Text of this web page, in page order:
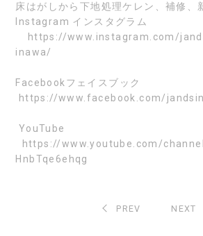
床はがしから下地処理ケレン、補修、
Instagram インスタグラム
https://www.instagram.com/
inawa/
Facebookフェイスブック
https://www.facebook.com/
YouTube
https://www.youtube.com/
HnbTqe6ehqg
PREV NEXT